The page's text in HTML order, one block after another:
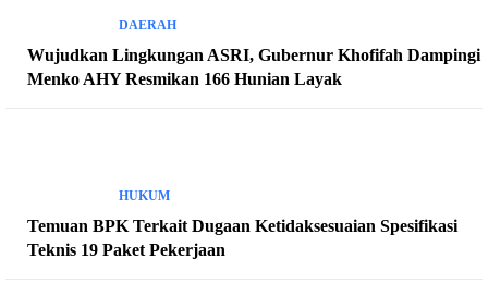
DAERAH
Wujudkan Lingkungan ASRI, Gubernur Khofifah Dampingi
Menko AHY Resmikan 166 Hunian Layak
HUKUM
Temuan BPK Terkait Dugaan Ketidaksesuaian Spesifikasi
Teknis 19 Paket Pekerjaan